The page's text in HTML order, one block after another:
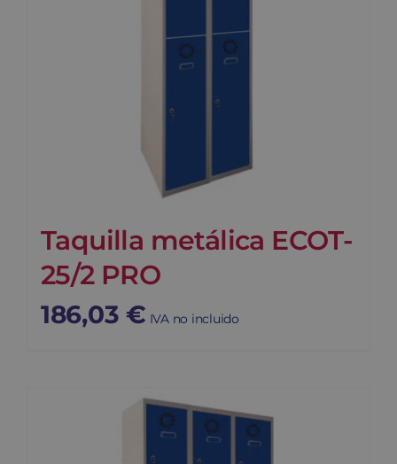
Taquilla metálica ECOT-
25/2 PRO
186,03 € IVA no incluido